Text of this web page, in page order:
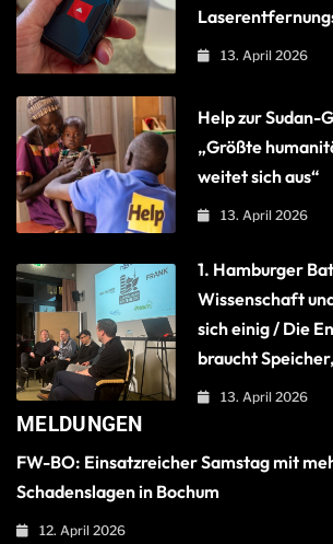
13. April 2026
Help zur Sudan-
„Größte
weitet sich aus“
13. April 2026
1. Hamburger
Wissenschaft
sich einig / Die
braucht
13. April 2026
MELDUNGEN
FW-BO: Einsatzreicher Samstag mit
Schadenslagen in Bochum
12. April 2026